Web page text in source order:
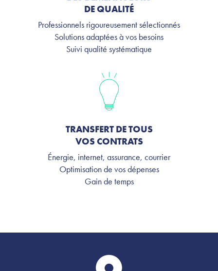
DE QUALITÉ
Professionnels rigoureusement sélectionnés
Solutions adaptées à vos besoins
Suivi qualité systématique
TRANSFERT DE TOUS
VOS CONTRATS
Énergie, internet, assurance, courrier
Optimisation de vos dépenses
Gain de temps